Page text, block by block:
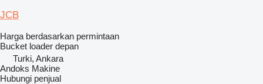
JCB
Harga berdasarkan permintaan
Bucket loader depan
Turki, Ankara
Andoks Makine
Hubungi penjual